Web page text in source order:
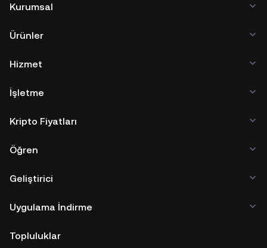
Kurumsal
Ürünler
Hizmet
İşletme
Kripto Fiyatları
Öğren
Geliştirici
Uygulama İndirme
Topluluklar